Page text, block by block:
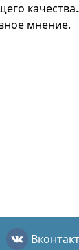
мнение.